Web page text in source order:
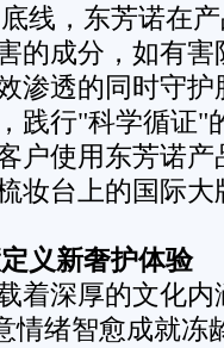
线，东芳诺在
的成分，如有
渗透的同时守
践行"科学循证"
户使用东芳诺
妆台上的国际
义新奢护体验
着深厚的文化
情绪智愈成就冻